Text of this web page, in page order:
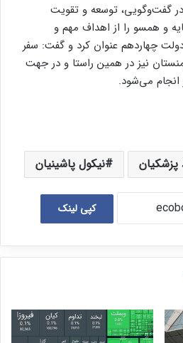
گفت‌وگویی، توسعه و تقویت
و همسو را از اهداف مهم و
چهاردهم عنوان کرد و گفت: سفر
نیز در همین راستا و در جهت
می‌شود.
نیکول پاشینیان
کپی لینک